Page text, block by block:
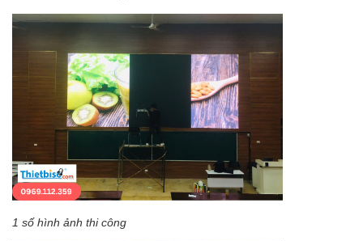
1 số hình ảnh thi công